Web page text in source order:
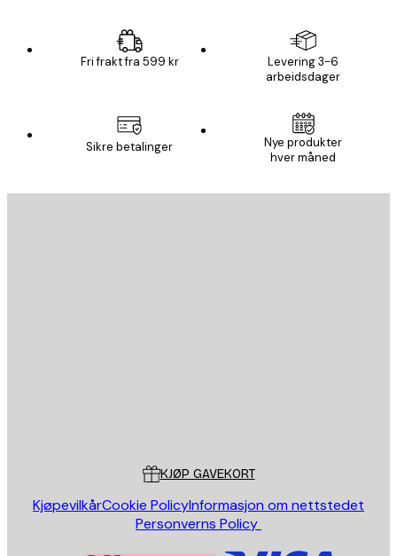
Fri frakt fra 599 kr
Levering 3-6
arbeidsdager
Sikre betalinger
Nye produkter
hver måned
KJØP GAVEKORT
KjøpevilkårCookie PolicyInformasjon om nettstedet
Personverns Policy